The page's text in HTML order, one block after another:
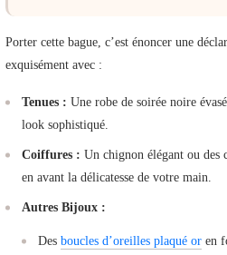
Porter cette bague, c’est énoncer une
exquisément avec :
Tenues : Une robe de soirée noire
look sophistiqué.
Coiffures : Un chignon élégant ou des
en avant la délicatesse de votre main.
Autres Bijoux :
Des boucles d’oreilles plaqué or en